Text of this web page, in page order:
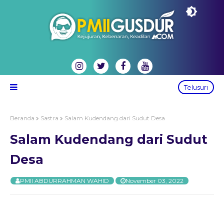
Telusuri
Beranda Sastra Salam Kudendang dari Sudut Desa
Salam Kudendang dari Sudut
Desa
PMII ABDURRAHMAN WAHID November 03, 2022